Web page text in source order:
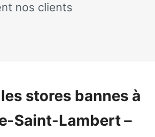
nos clients
stores bannes à
Saint-Lambert –